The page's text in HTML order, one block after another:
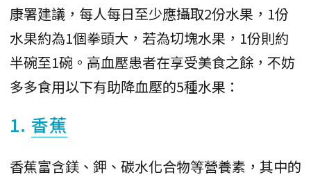
康署建議，每人每日至少應攝取2份水果，1份
水果約為1個拳頭大，若為切塊水果，1份則約
半碗至1碗。高血壓患者在享受美食之餘，不妨
多多食用以下有助降血壓的5種水果：
1. 香蕉
香蕉富含鎂、鉀、碳水化合物等營養素，其中的